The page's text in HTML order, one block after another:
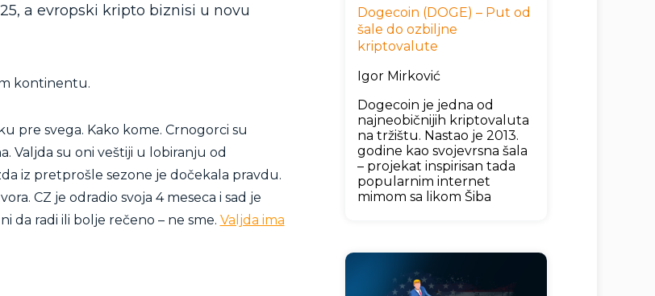
a evropski kripto biznisi u novu
kontinentu.
pre svega. Kako kome. Crnogorci su
Valjda su oni veštiji u lobiranju od
iz pretprošle sezone je dočekala pravdu.
CZ je odradio svoja 4 meseca i sad je
da radi ili bolje rečeno – ne sme. Valjda ima
Dogecoin (DOGE) – Put od
šale do ozbiljne
kriptovalute
Igor Mirković
Dogecoin je jedna od
najneobičnijih kriptovaluta
na tržištu. Nastao je 2013.
godine kao svojevrsna šala
– projekat inspirisan tada
popularnim internet
mimom sa likom Šiba